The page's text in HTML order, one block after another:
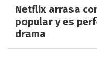
Netflix arrasa
popular y es
drama